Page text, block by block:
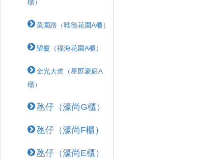
櫃）
菜園路（唯德花園A櫃）
望廈（福海花園A櫃）
金光大道（星匯豪庭A
櫃）
氹仔（濠尚G櫃）
氹仔（濠尚F櫃）
氹仔（濠尚E櫃）